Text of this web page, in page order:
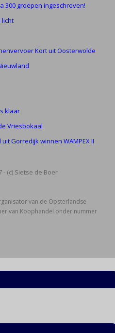
300 groepen ingeschreven!
licht
Kort uit Oosterwolde
klaar
Vriesbokaal
Gorredijk winnen WAMPEX II
van de Opsterlandse
van Koophandel onder nummer